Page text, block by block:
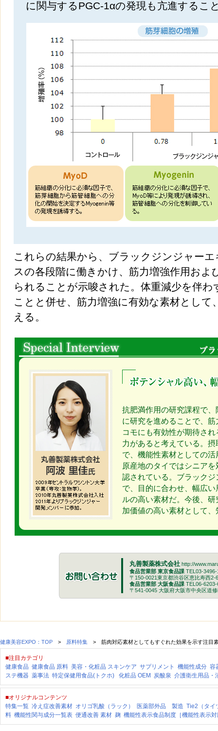
に関与するPGC-1αの発現も亢進するこ
これらの結果から、ブラックジンジャー
スの各段階に働きかけ、筋力増強作用およ
られることが示唆された。体重減少を伴わ
ことと併せ、筋力増強に有効な素材として
える。
抗肥満作用の研究課程で
に研究を進めることで、
コモにも有効性が期待さ
力があると考えている。
で、機能性素材としての
原産地のタイではシニア
認されている。ブラック
で、目的に合わせ、幅広
ルの高い素材だ。今後、
加価値の高い素材として
丸善製薬株式会社 http://
食品営業部 東京食品課 TEL03-
〒150-0021東京都渋谷区恵比寿西2-
食品営業部 大阪食品課 TEL06-
〒541-0045 大阪府大阪市中央区道
健康美容EXPO：TOP > 原料特集 > 筋肉対応素材としてもすぐれた効果を示す注目
■注目カテゴリ
健康食品 健康食品 原料 美容・化粧品 スキンケア サプリメント 機能性成分 容
ステ機器 薬事法 特定保健用食品(トクホ) 化粧品 OEM 炭酸泉 介護衛生用品・
■オリジナルコンテンツ
特集一覧 冷え症改善素材 オリゴ乳酸（ラック） 医薬部外品 製造 Tie2（タイ
料 機能性関与成分一覧表 便通改善 素材 麹 機能性表示食品制度［機能性表示